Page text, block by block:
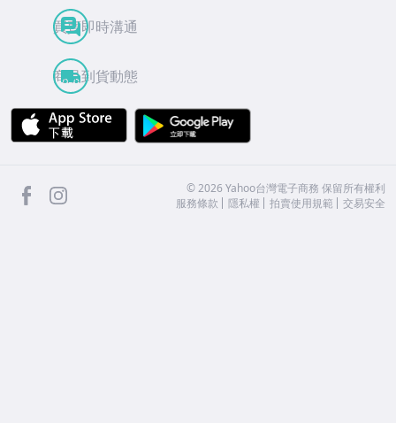
買賣即時溝通
商品到貨動態
APP Store
facebook ©2026 Yahoo台灣電子商務 保留所有權利
服務條款
隱私權 拍賣使用規範 交易安全